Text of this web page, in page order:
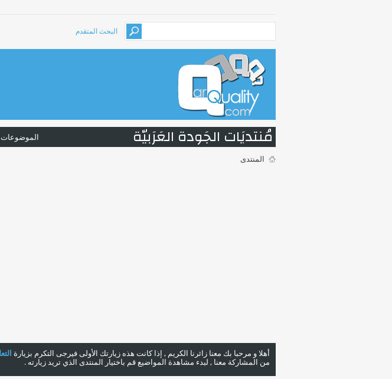
البحث المتقدم
الموضوعات مُنتديَات الجَودة العَرَبيّة
المنتدى
أهلا و مرحبا بك معنا زائرنا الكريم , إذا كانت هذه زيارتك الأولى فيرجى التكرم بزيارة
من المشاركة معنا , لبدء مشاهدة المواضيع قم باختيار المنتدى الذي تريد زيارته .